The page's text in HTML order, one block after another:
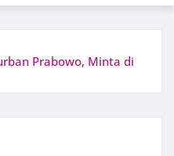
Prabowo, Minta di